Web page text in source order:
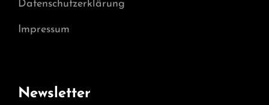
Datenschutzerklärung
Impressum
Newsletter